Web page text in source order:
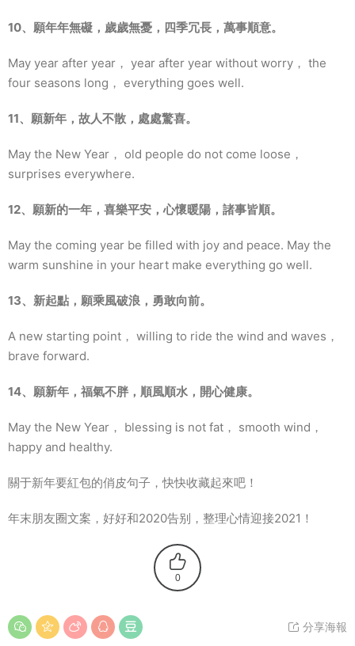
10、願年年無礙，歲歲無憂，四季冗長，萬事順意。
May year after year， year after year without worry， the
four seasons long， everything goes well.
11、願新年，故人不散，處處驚喜。
May the New Year， old people do not come loose，
surprises everywhere.
12、願新的一年，喜樂平安，心懷暖陽，諸事皆順。
May the coming year be filled with joy and peace. May the
warm sunshine in your heart make everything go well.
13、新起點，願乘風破浪，勇敢向前。
A new starting point， willing to ride the wind and waves，
brave forward.
14、願新年，福氣不胖，順風順水，開心健康。
May the New Year， blessing is not fat， smooth wind，
happy and healthy.
關于新年要紅包的俏皮句子，快快收藏起來吧！
年末朋友圈文案，好好和2020告别，整理心情迎接2021！
0
分享海報